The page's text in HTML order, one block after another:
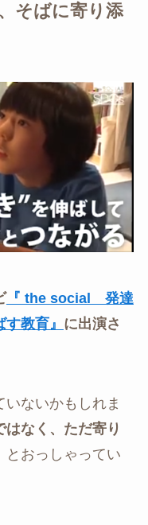
そばに寄り添
『 the social 発達
教育』 に出演さ
いないかもしれま
なく、ただ寄り
とおっしゃってい